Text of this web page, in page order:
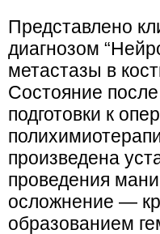
Представлено
диагнозом
метастазы в
Состояние
подготовки к
произведена
проведения
осложнение —
образованием